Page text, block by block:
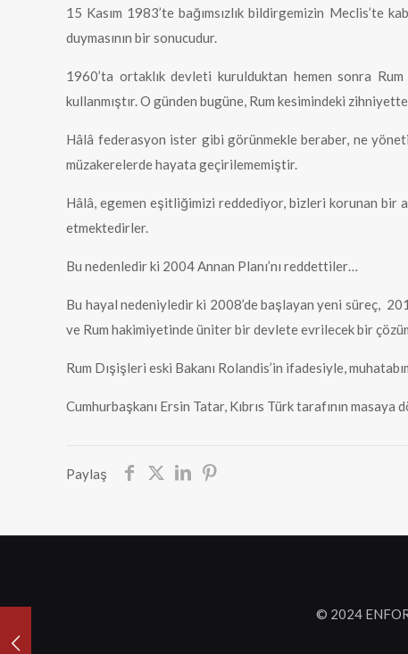
15 Kasım 1983’te bağımsızlık bildirgemizin Meclis’te
duymasının bir sonucudur.
1960’ta ortaklık devleti kurulduktan hemen sonra
kullanmıştır. O günden bugüne, Rum kesimindeki
Hâlâ federasyon ister gibi görünmekle beraber, ne
müzakerelerde hayata geçirilememiştir.
Hâlâ, egemen eşitliğimizi reddediyor, bizleri korunan bir
etmektedirler.
Bu nedenledir ki 2004 Annan Planı’nı reddettiler…
Bu hayal nedeniyledir ki 2008’de başlayan yeni süreç,
ve Rum hakimiyetinde üniter bir devlete evrilecek bir
Rum Dışişleri eski Bakanı Rolandis’in ifadesiyle,
Cumhurbaşkanı Ersin Tatar, Kıbrıs Türk tarafının
Paylaş
© 2024